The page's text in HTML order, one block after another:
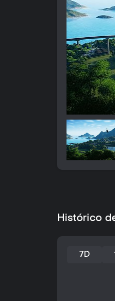
Histórico
7D